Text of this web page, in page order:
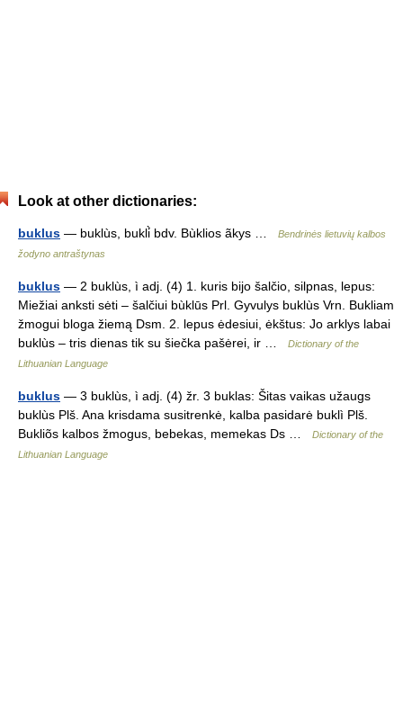
Look at other dictionaries:
buklus — buklùs, bukli̇̀ bdv. Bùklios ãkys …
Bendrinės lietuvių kalbos
žodyno antraštynas
buklus — 2 buklùs, ì adj. (4) 1. kuris bijo šalčio, silpnas, lepus:
Miežiai anksti sėti – šalčiui bùklūs Prl. Gyvulys buklùs Vrn. Bukliam
žmogui bloga žiemą Dsm. 2. lepus ėdesiui, ėkštus: Jo arklys labai
buklùs – tris dienas tik su šiečka pašėrei, ir …
Dictionary of the
Lithuanian Language
buklus — 3 buklùs, ì adj. (4) žr. 3 buklas: Šitas vaikas užaugs
buklùs Plš. Ana krisdama susitrenkė, kalba pasidarė buklì Plš.
Bukliõs kalbos žmogus, bebekas, memekas Ds …
Dictionary of the
Lithuanian Language